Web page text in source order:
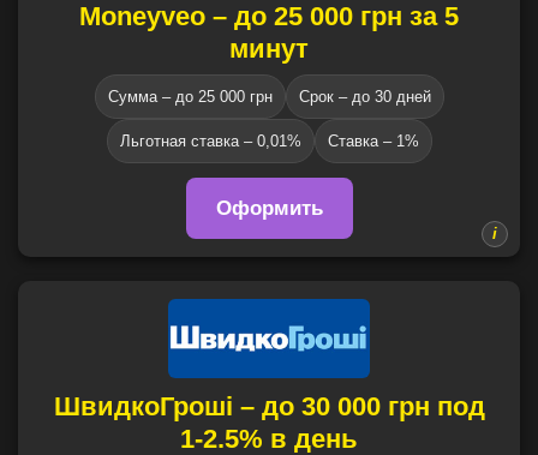
Moneyveo – до 25 000 грн за 5
минут
Сумма – до 25 000 грн Срок – до 30 дней
Льготная ставка – 0,01% Ставка – 1%
Оформить
ШвидкоГроші – до 30 000 грн под
1-2.5% в день